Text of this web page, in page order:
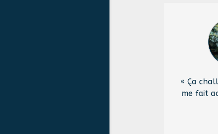
« Ça
me fait